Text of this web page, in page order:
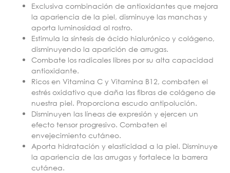
Exclusiva combinación de antioxidantes que mejora
la apariencia de la piel, disminuye las manchas y
aporta luminosidad al rostro.
Estimula la síntesis de ácido hialurónico y colágeno,
disminuyendo la aparición de arrugas.
Combate los radicales libres por su alta capacidad
antioxidante.
Ricos en Vitamina C y Vitamina B12, combaten el
estrés oxidativo que daña las fibras de colágeno de
nuestra piel. Proporciona escudo antipolución.
Disminuyen las líneas de expresión y ejercen un
efecto tensor progresivo. Combaten el
envejecimiento cutáneo.
Aporta hidratación y elasticidad a la piel. Disminuye
la apariencia de las arrugas y fortalece la barrera
cutánea.